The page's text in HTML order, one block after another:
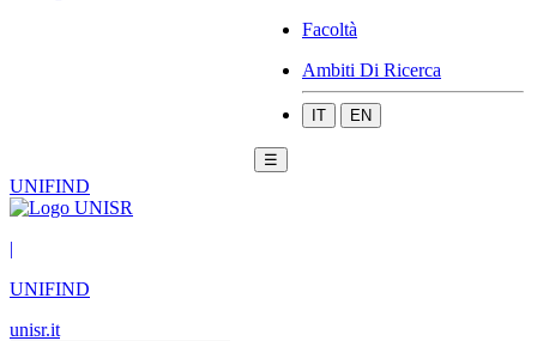
Facoltà
Ambiti Di Ricerca
IT EN
☰
UNIFIND
|
UNIFIND
unisr.it